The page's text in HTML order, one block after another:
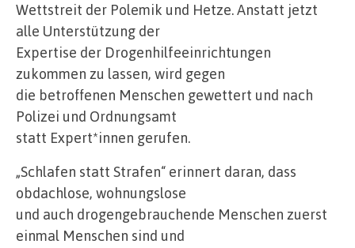
Wettstreit der Polemik und Hetze. Anstatt jetzt
alle Unterstützung der
Expertise der Drogenhilfeeinrichtungen
zukommen zu lassen, wird gegen
die betroffenen Menschen gewettert und nach
Polizei und Ordnungsamt
statt Expert*innen gerufen.
„Schlafen statt Strafen“ erinnert daran, dass
obdachlose, wohnungslose
und auch drogengebrauchende Menschen zuerst
einmal Menschen sind und